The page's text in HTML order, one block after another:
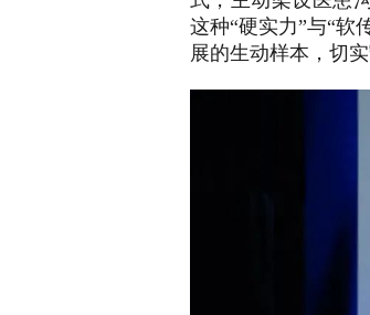
这种“硬实力”与“软
展的生动样本，切